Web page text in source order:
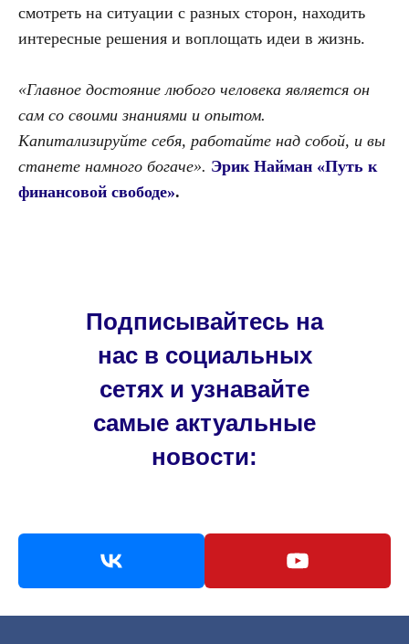
смотреть на ситуации с разных сторон, находить
интересные решения и воплощать идеи в жизнь.
«Главное достояние любого человека является он
сам со своими знаниями и опытом.
Капитализируйте себя, работайте над собой, и вы
станете намного богаче». Эрик Найман «Путь к
финансовой свободе».
Подписывайтесь на
нас в социальных
сетях и узнавайте
самые актуальные
новости: